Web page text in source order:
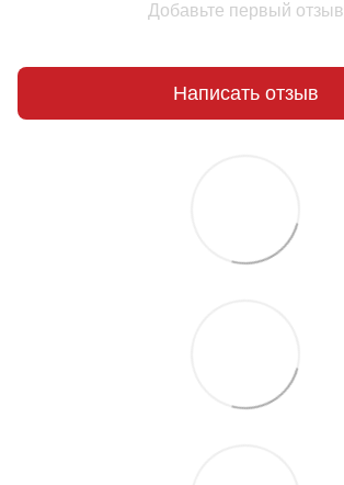
Добавьте первый отзыв
Написать отзыв